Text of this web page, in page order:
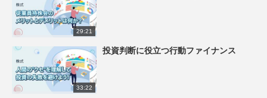
29:21
33:22
投資判断に役立つ行動ファイナンス